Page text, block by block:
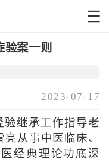
案一则
2023-07-17
继承工作指导老
从事中医临床、
经典理论功底深